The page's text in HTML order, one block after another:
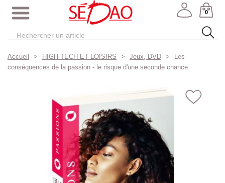
0
Accueil HIGH-TECH ET LOISIRS Jeux, DVD
Les
conséquences de la passion - le risque d'une seconde chance